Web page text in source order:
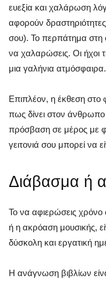
ευεξία και χαλάρωση
αφορούν
σου). Το περπάτημα στη
να χαλαρώσεις. Οι
μια γαλήνια ατμόσφαιρα.
Επιπλέον, η έκθεση στο
πως δίνει στον άνθρωπο
πρόσβαση σε μέρος με
γειτονιά σου μπορεί να
Διάβασμα ή
Το να αφιερώσεις χρόνο
ή η ακρόαση μουσικής,
δύσκολη και εργατική
Η ανάγνωση βιβλίων